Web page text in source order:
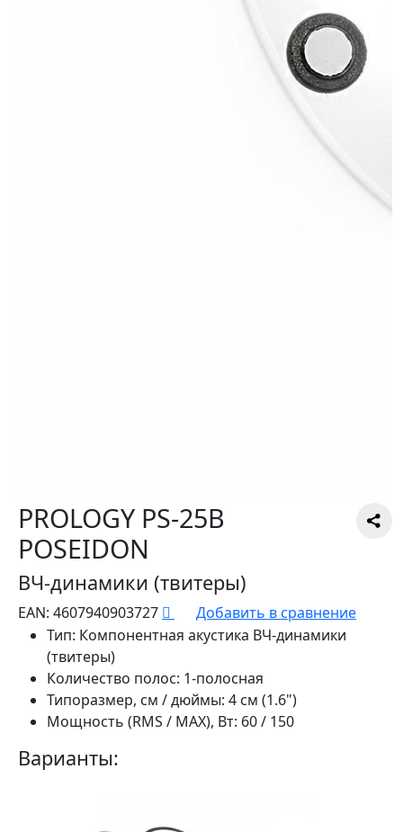
PROLOGY PS-25B
POSEIDON
ВЧ-динамики (твитеры)
EAN: 4607940903727
Добавить в сравнение
Тип: Компонентная акустика ВЧ-динамики
(твитеры)
Количество полос: 1-полосная
Типоразмер, см / дюймы: 4 см (1.6")
Мощность (RMS / MAX), Вт: 60 / 150
Варианты: